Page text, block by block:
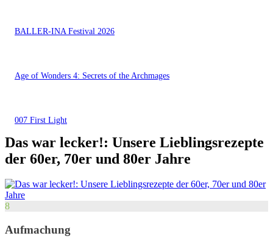
BALLER-INA Festival 2026
Age of Wonders 4: Secrets of the Archmages
007 First Light
Das war lecker!: Unsere Lieblingsrezepte
der 60er, 70er und 80er Jahre
8
Aufmachung